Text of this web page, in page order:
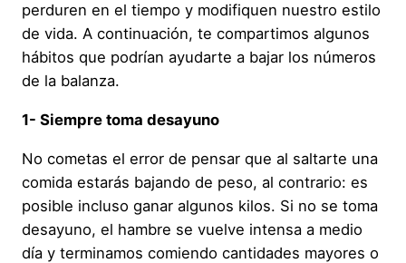
perduren en el tiempo y modifiquen nuestro estilo
de vida. A continuación, te compartimos algunos
hábitos que podrían ayudarte a bajar los números
de la balanza.
1- Siempre toma desayuno
No cometas el error de pensar que al saltarte una
comida estarás bajando de peso, al contrario: es
posible incluso ganar algunos kilos. Si no se toma
desayuno, el hambre se vuelve intensa a medio
día y terminamos comiendo cantidades mayores o